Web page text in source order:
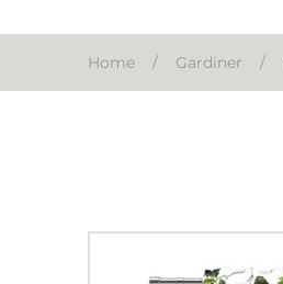
Home / Gardiner /